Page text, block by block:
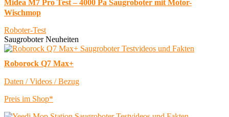
Midea M7 Pro Test – 4000 Pa Saugroboter mit Motor-
Wischmop
Roboter-Test
Saugroboter Neuheiten
Roborock Q7 Max+
Daten / Videos / Bezug
Preis im Shop*